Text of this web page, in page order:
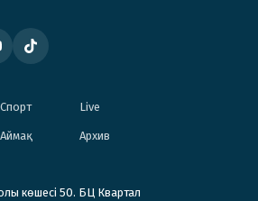
Спорт Live
Аймақ Архив
көшесі 50. БЦ Квартал